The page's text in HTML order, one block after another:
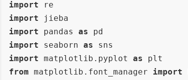
import
import
import pandas as
import seaborn as
import matplotlib.pyplot as
from matplotlib.font_manager import